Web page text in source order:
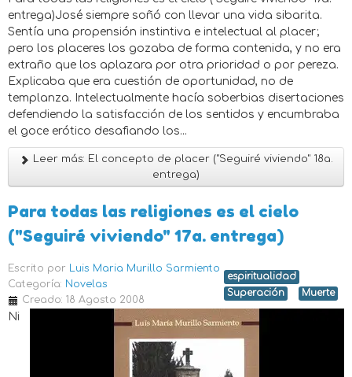
entrega)José siempre soñó con llevar una vida sibarita.
Sentía una propensión instintiva e intelectual al placer;
pero los placeres los gozaba de forma contenida, y no era
extraño que los aplazara por otra prioridad o por pereza.
Explicaba que era cuestión de oportunidad, no de
templanza. Intelectualmente hacía soberbias disertaciones
defendiendo la satisfacción de los sentidos y encumbraba
el goce erótico desafiando los...
Leer más: El concepto de placer ("Seguiré viviendo" 18a.
entrega)
Para todas las religiones es el cielo
("Seguiré viviendo" 17a. entrega)
Escrito por Luis Maria Murillo Sarmiento
Categoría: Novelas
Creado: 18 Agosto 2008
espiritualidad
Superación
Muerte
Ni